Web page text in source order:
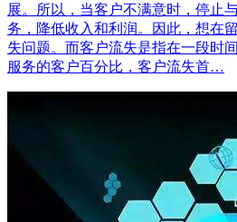
展。所以，当客户不满意时，停止
务，降低收入和利润。因此，想在
失问题。而客户流失是指在一段时
服务的客户百分比，客户流失首…